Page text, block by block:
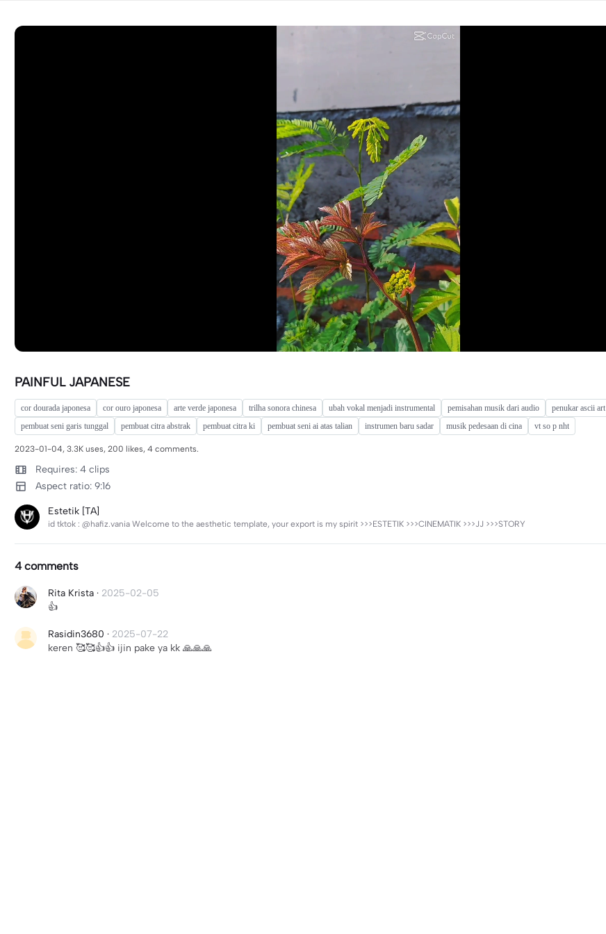
PAINFUL JAPANESE
cor dourada japonesa cor ouro japonesa arte verde japonesa trilha sonora chinesa ubah vokal menjadi instrumental pemisahan musik dari audio penukar ascii art
pembuat seni garis tunggal
pembuat citra abstrak pembuat citra ki pembuat seni ai atas talian instrumen baru sadar musik pedesaan di cina vt so p nht
2023-01-04, 3.3K uses, 200 likes, 4 comments.
Requires: 4 clips
Aspect ratio: 9:16
Estetik [TA]
id tktok : @hafiz.vania Welcome to the aesthetic template, your export is my spirit >>>ESTETIK >>>CINEMATIK >>>JJ >>>STORY
4 comments
Rita Krista · 2025-02-05
👍
Rasidin3680 · 2025-07-22
keren 🥰🥰👍👍 ijin pake ya kk 🙏🙏🙏